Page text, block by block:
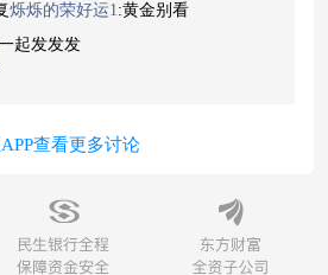
烁烁的荣好运1:黄金别看
起发发发
查看更多讨论